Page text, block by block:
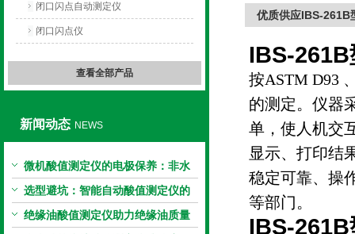
闭口闪点自动测定仪
闭口闪点仪
查看全部产品
新闻动态 NEWS
微机酸值测定仪的电极保养：非水
电极的清洗与活化方法
选型避坑：智能自动酸值测定仪的
加热功率与萃取时间关系
绝缘油酸值测定仪助力绝缘油质量
优质供应IBS-261B
IBS-261B
按ASTM D93
的测定。仪器
单，使人机交
显示、打印结
稳定可靠、操
等部门。
IBS-261B